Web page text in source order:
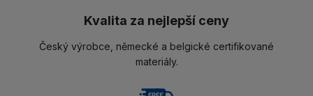
Kvalita za nejlepší ceny
Český výrobce, německé a belgické certifikované
materiály.